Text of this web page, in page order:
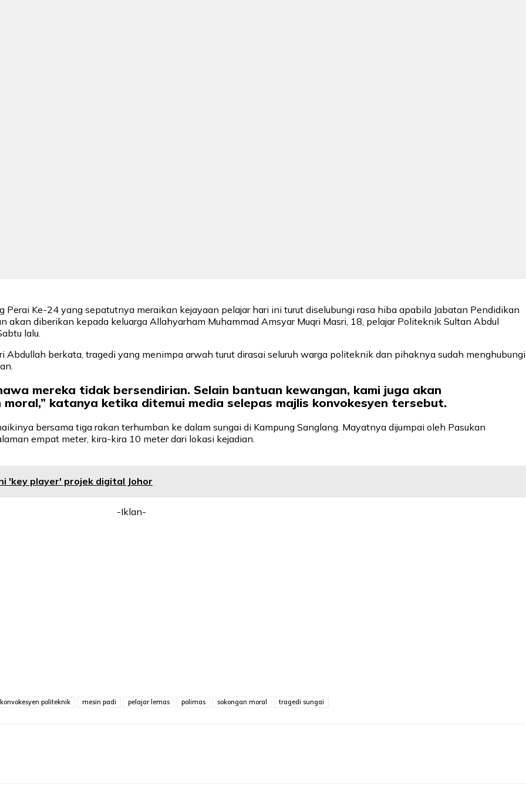
Ke-24 yang sepatutnya meraikan kejayaan pelajar hari ini turut diselubungi rasa hiba apabila Jabatan Pendidikan
akan diberikan kepada keluarga Allahyarham Muhammad Amsyar Muqri Masri, 18, pelajar Politeknik Sultan Abdul
lalu.
Abdullah berkata, tragedi yang menimpa arwah turut dirasai seluruh warga politeknik dan pihaknya sudah menghubungi
mereka tidak bersendirian. Selain bantuan kewangan, kami juga akan
katanya ketika ditemui media selepas majlis konvokesyen tersebut.
bersama tiga rakan terhumban ke dalam sungai di Kampung Sanglang. Mayatnya dijumpai oleh Pasukan
empat meter, kira-kira 10 meter dari lokasi kejadian.
'key player' projek digital Johor
-Iklan-
konvokesyen politeknik mesin padi pelajar lemas polimas sokongan moral tragedi sungai